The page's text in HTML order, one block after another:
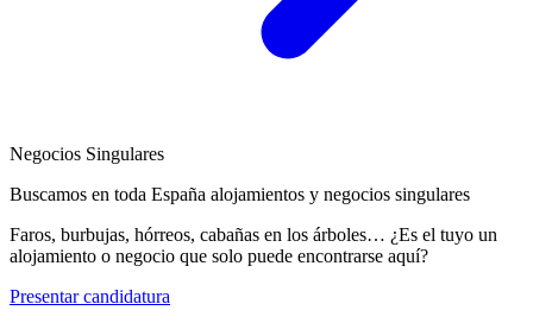
Negocios Singulares
Buscamos en toda España alojamientos y negocios singulares
Faros, burbujas, hórreos, cabañas en los árboles… ¿Es el tuyo un
alojamiento o negocio que solo puede encontrarse aquí?
Presentar candidatura